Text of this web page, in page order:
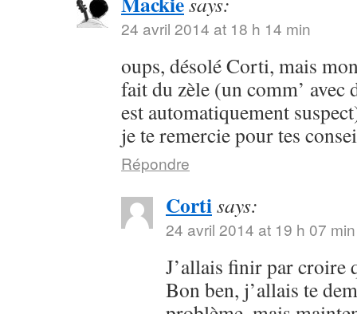
24 avril 2014 at 18 h 14 min
oups, désolé Corti, mais
fait du zèle (un comm’ avec
est automatiquement
je te remercie pour tes
Répondre
Cortisays:
24 avril 2014 at 19 h 07 min
J’allais finir par croire
Bon ben, j’allais te